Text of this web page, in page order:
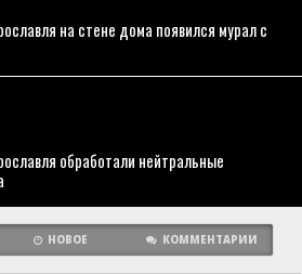
на стене дома появился мурал с
обработали нейтральные
НОВОЕ КОММЕНТАРИИ